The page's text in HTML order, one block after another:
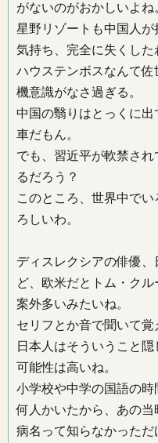
がないのがおかしいよね
星野リゾートも中国人
気持ち、完全に失くした
ハウステンボスなんて
機意識がなさ過ぎる。
中国の翳りはとっくに
車だもん。
でも、習近平が軟禁さ
るだろう？
このところ、世界中で
ろしいわ。
ディスレクシアの俳優
ど、欧米だとトム・クル
案外多いみたいね。
セリフとか音で聞いて覚
日本人はそういうこと
可能性は高いね。
小学校や中学の国語の
何人かいたから、あの当
病名って知らなかった